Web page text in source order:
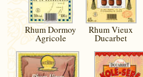
Rhum Dormoy
Agricole
Rhum Vieux
Ducarbet